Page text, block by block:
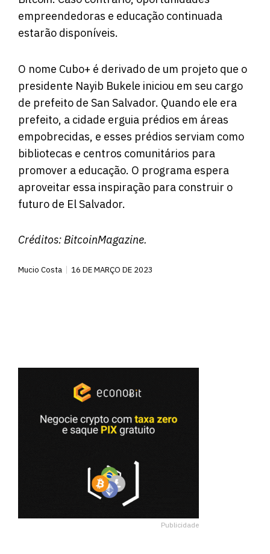
empreendedoras e educação continuada
estarão disponíveis.
O nome Cubo+ é derivado de um projeto que o
presidente Nayib Bukele iniciou em seu cargo
de prefeito de San Salvador. Quando ele era
prefeito, a cidade erguia prédios em áreas
empobrecidas, e esses prédios serviam como
bibliotecas e centros comunitários para
promover a educação. O programa espera
aproveitar essa inspiração para construir o
futuro de El Salvador.
Créditos:BitcoinMagazine.
Mucio Costa 16 DE MARÇO DE 2023
Publicidade